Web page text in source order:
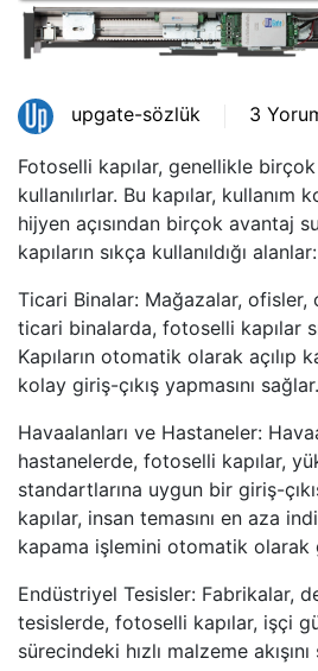
upgate-sözlük 3
Fotoselli kapılar, genellikle
kullanılırlar. Bu kapılar, kullanım
hijyen açısından birçok avantaj
kapıların sıkça kullanıldığı alanlar:
Ticari Binalar: Mağazalar, ofisler,
ticari binalarda, fotoselli kapılar
Kapıların otomatik olarak açılıp
kolay giriş-çıkış yapmasını sağlar.
Havaalanları ve Hastaneler:
hastanelerde, fotoselli kapılar,
standartlarına uygun bir giriş-
kapılar, insan temasını en aza
kapama işlemini otomatik olarak
Endüstriyel Tesisler: Fabrikalar,
tesislerde, fotoselli kapılar, işçi
sürecindeki hızlı malzeme